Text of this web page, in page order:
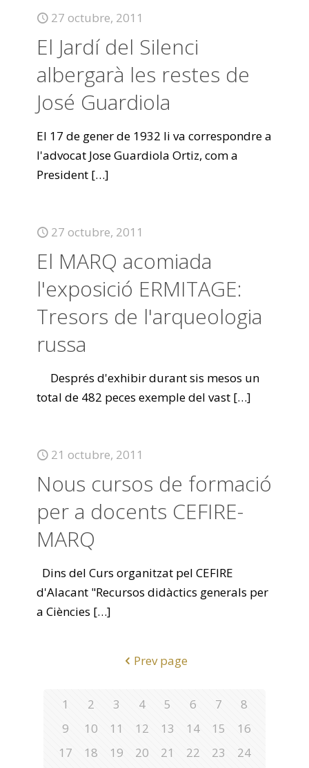
27 octubre, 2011
El Jardí del Silenci
albergarà les restes de
José Guardiola
El 17 de gener de 1932 li va correspondre a
l'advocat Jose Guardiola Ortiz, com a
President […]
27 octubre, 2011
El MARQ acomiada
l'exposició ERMITAGE:
Tresors de l'arqueologia
russa
Després d'exhibir durant sis mesos un
total de 482 peces exemple del vast […]
21 octubre, 2011
Nous cursos de formació
per a docents CEFIRE-
MARQ
Dins del Curs organitzat pel CEFIRE
d'Alacant "Recursos didàctics generals per
a Ciències […]
Prev page
1 2 3 4 5 6 7
8
9
10 11 12 13 14 15
16
17
18 19 20 21 22 23
24